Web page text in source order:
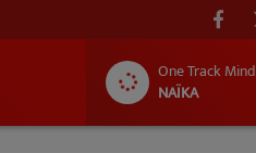
One Track Mind
NAÏKA